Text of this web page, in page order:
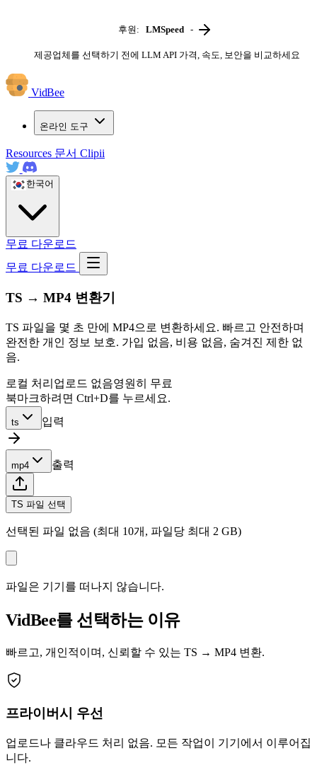
후원: LMSpeed -
제공업체를 선택하기 전에 LLM API 가격, 속도, 보안을 비교하세요
VidBee
온라인 도구
Resources 문서 Clipii
한국어
무료 다운로드
무료 다운로드
TS → MP4 변환기
TS 파일을 몇 초 만에 MP4으로 변환하세요. 빠르고 안전하며
완전한 개인 정보 보호. 가입 없음, 비용 없음, 숨겨진 제한 없
음.
로컬 처리 업로드 없음영원히 무료
북마크하려면 Ctrl+D를 누르세요.
ts 입력
mp4 출력
TS 파일 선택
선택된 파일 없음 (최대 10개, 파일당 최대 2 GB)
파일은 기기를 떠나지 않습니다.
VidBee를 선택하는 이유
빠르고, 개인적이며, 신뢰할 수 있는 TS → MP4 변환.
프라이버시 우선
업로드나 클라우드 처리 없음. 모든 작업이 기기에서 이루어집
니다.